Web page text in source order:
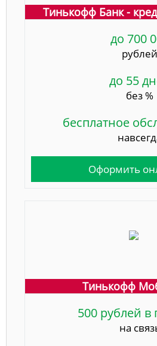
Тинькофф Банк -
до 700
рублей
до 55
без %
бесплатное
Оформить
Тинькофф
500 рублей в
на